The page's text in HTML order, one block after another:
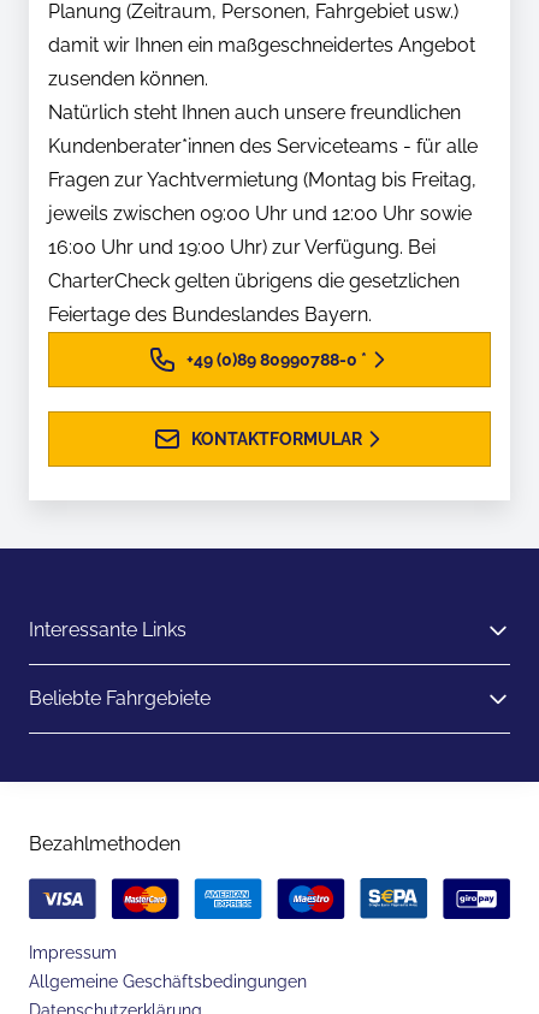
Planung (Zeitraum, Personen, Fahrgebiet usw.)
damit wir Ihnen ein maßgeschneidertes Angebot
zusenden können.
Natürlich steht Ihnen auch unsere freundlichen
Kundenberater*innen des Serviceteams - für alle
Fragen zur Yachtvermietung (Montag bis Freitag,
jeweils zwischen 09:00 Uhr und 12:00 Uhr sowie
16:00 Uhr und 19:00 Uhr) zur Verfügung. Bei
CharterCheck gelten übrigens die gesetzlichen
Feiertage des Bundeslandes Bayern.
+49 (0)89 80990788-0 *
KONTAKTFORMULAR
Interessante Links
Beliebte Fahrgebiete
Bezahlmethoden
Impressum
Allgemeine Geschäftsbedingungen
Datenschutzerklärung